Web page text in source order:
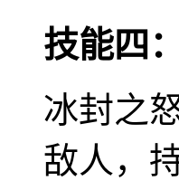
技能四
冰封之
敌人，